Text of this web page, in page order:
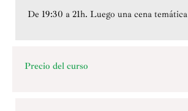
De 19:30 a 21h. Luego una cena temática
Precio del curso